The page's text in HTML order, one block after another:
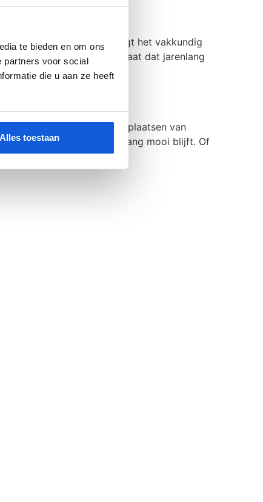
te bieden en om ons
partners voor social
die u aan ze heeft
Alles toestaan
Van Yild Tegels verzorgt het vakkundig
detail, voor een resultaat dat jarenlang
verzorgt het vakkundig plaatsen van
een resultaat dat jarenlang mooi blijft. Of